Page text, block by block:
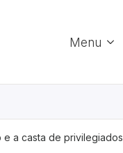
Menu
e a casta de privilegiados